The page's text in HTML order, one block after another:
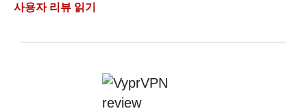
사용자 리뷰 읽기